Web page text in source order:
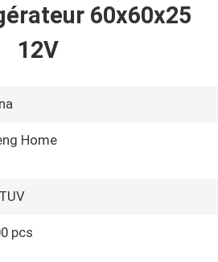
60x60x25
12V
Home
pcs